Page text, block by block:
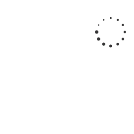
Ремень зубчатый AT10 25
PAZ, открытый PU, EMT